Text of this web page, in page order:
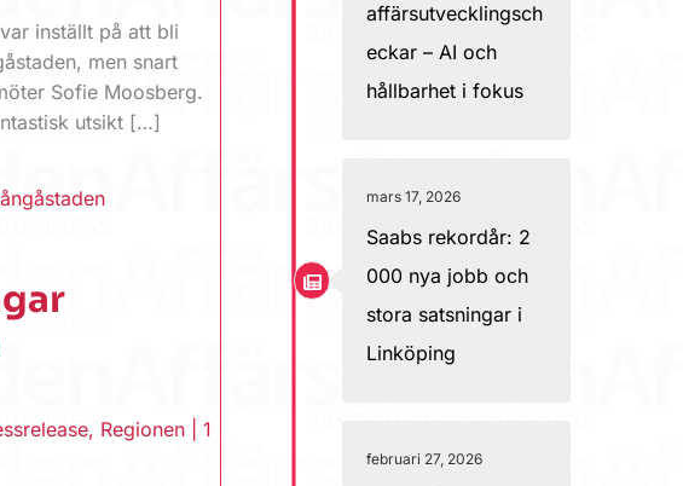
inställt på att bli
men snart
Sofie Moosberg.
utsikt […]
, Regionen |1
affärsutvecklingsch
eckar – AI och
hållbarhet i fokus
mars 17, 2026
Saabs rekordår: 2
000 nya jobb och
stora satsningar i
Linköping
februari 27, 2026